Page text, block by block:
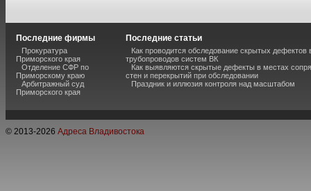
Последние фирмы
Прокуратура
Приморского края
Отделение СФР по
Приморскому краю
Арбитражный суд
Приморского края
Последние статьи
Как проводится обследование скрытых дефектов
трубопроводов систем ВК
Как выявляются скрытые дефекты в местах
стен и перекрытий при обследовании
Праздник и иллюзия контроля над масштабом
© 2013-2026 Адреса Владивостока